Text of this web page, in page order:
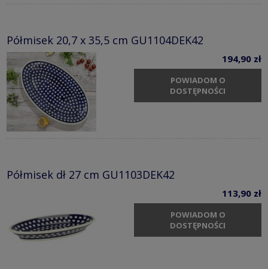
Półmisek 20,7 x 35,5 cm GU1104DEK42
194,90 zł
POWIADOM O
DOSTĘPNOŚCI
Półmisek dł 27 cm GU1103DEK42
113,90 zł
POWIADOM O
DOSTĘPNOŚCI